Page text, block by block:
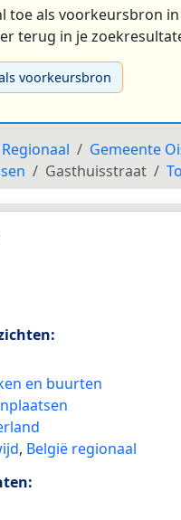
toe als voorkeursbron
terug in je
voorkeursbron
Regionaal
Gemeente
Gasthuisstraat
en buurten
, België regionaal